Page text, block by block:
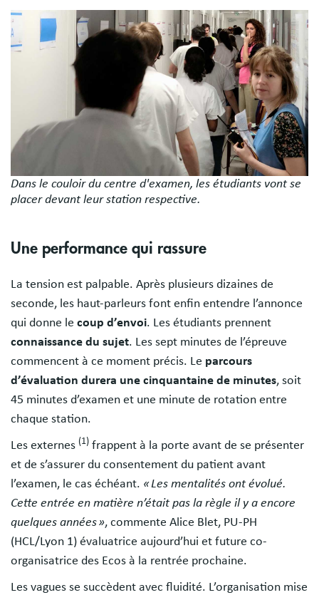
Image
Dans le couloir du centre d'examen, les étudiants vont se
placer devant leur station respective.
Une performance qui rassure
La tension est palpable. Après plusieurs dizaines de
seconde, les haut-parleurs font enfin entendre l’annonce
qui donne le coup d’envoi. Les étudiants prennent
connaissance du sujet. Les sept minutes de l’épreuve
commencent à ce moment précis. Le parcours
d’évaluation durera une cinquantaine de minutes, soit
45 minutes d’examen et une minute de rotation entre
chaque station.
Les externes (1) frappent à la porte avant de se présenter
et de s’assurer du consentement du patient avant
l’examen, le cas échéant. « Les mentalités ont évolué.
Cette entrée en matière n’était pas la règle il y a encore
quelques années », commente Alice Blet, PU-PH
(HCL/Lyon 1) évaluatrice aujourd’hui et future co-
organisatrice des Ecos à la rentrée prochaine.
Les vagues se succèdent avec fluidité. L’organisation mise